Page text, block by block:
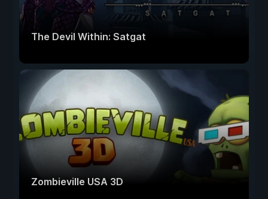
The Devil Within: Satgat
Zombieville USA 3D